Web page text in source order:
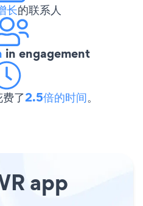
长的联系人
in engagement
了2.5倍的时间。
app